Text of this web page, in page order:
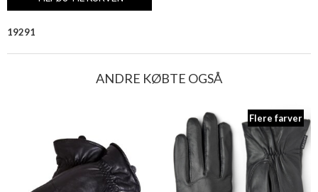
19291
ANDRE KØBTE OGSÅ
Flere farver